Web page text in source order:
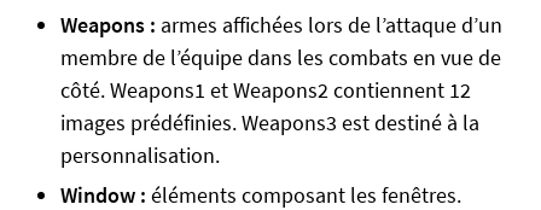
Weapons : armes affichées lors de l’attaque d’un
membre de l’équipe dans les combats en vue de
côté. Weapons1 et Weapons2 contiennent 12
images prédéfinies. Weapons3 est destiné à la
personnalisation.
Window : éléments composant les fenêtres.